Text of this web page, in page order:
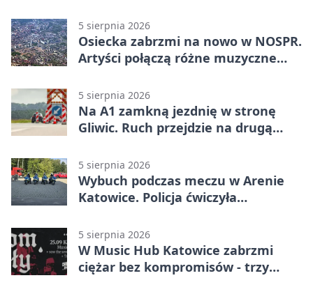
5 sierpnia 2026
Osiecka zabrzmi na nowo w NOSPR.
Artyści połączą różne muzyczne
5 sierpnia 2026
Na A1 zamkną jezdnię w stronę
Gliwic. Ruch przejdzie na drugą
5 sierpnia 2026
Wybuch podczas meczu w Arenie
Katowice. Policja ćwiczyła
5 sierpnia 2026
W Music Hub Katowice zabrzmi
ciężar bez kompromisów - trzy